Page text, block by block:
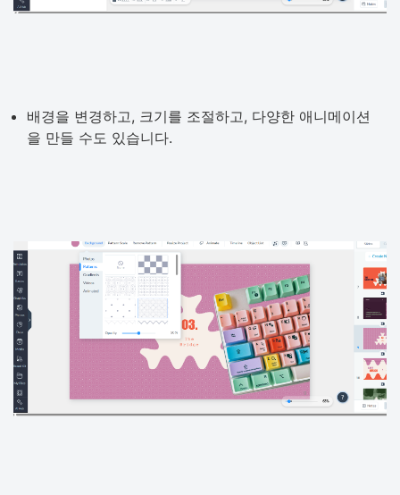
배경을 변경하고, 크기를 조절하고, 다양한 애니메이션
을 만들 수도 있습니다.